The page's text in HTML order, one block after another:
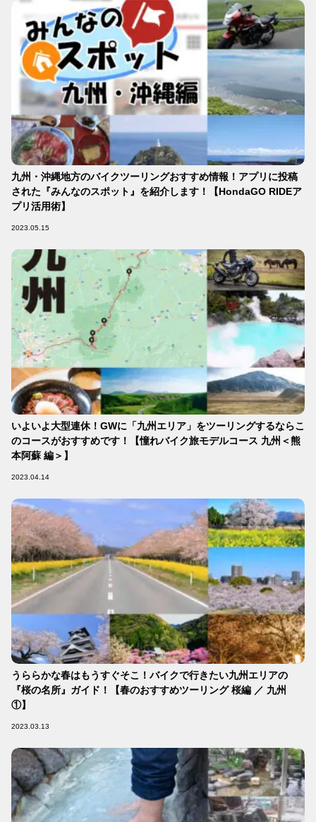
九州・沖縄地方のバイクツーリングおすすめ情報！アプリに投稿
された『みんなのスポット』を紹介します！【HondaGO RIDEア
プリ活用術】
2023.05.15
いよいよ大型連休！GWに「九州エリア」をツーリングするならこ
のコースがおすすめです！【憧れバイク旅モデルコース 九州＜熊
本阿蘇 編＞】
2023.04.14
うららかな春はもうすぐそこ！バイクで行きたい九州エリアの
『桜の名所』ガイド！【春のおすすめツーリング 桜編 ／ 九州
①】
2023.03.13